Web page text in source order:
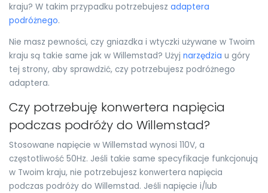
kraju? W takim przypadku potrzebujesz adaptera
podróżnego.
Nie masz pewności, czy gniazdka i wtyczki używane w Twoim
kraju są takie same jak w Willemstad? Użyj narzędzia u góry
tej strony, aby sprawdzić, czy potrzebujesz podróżnego
adaptera.
Czy potrzebuję konwertera napięcia
podczas podróży do Willemstad?
Stosowane napięcie w Willemstad wynosi 110V, a
częstotliwość 50Hz. Jeśli takie same specyfikacje funkcjonują
w Twoim kraju, nie potrzebujesz konwertera napięcia
podczas podróży do Willemstad. Jeśli napięcie i/lub